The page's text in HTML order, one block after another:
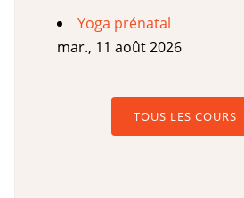
Yoga prénatal
mar., 11 août 2026
TOUS LES COURS